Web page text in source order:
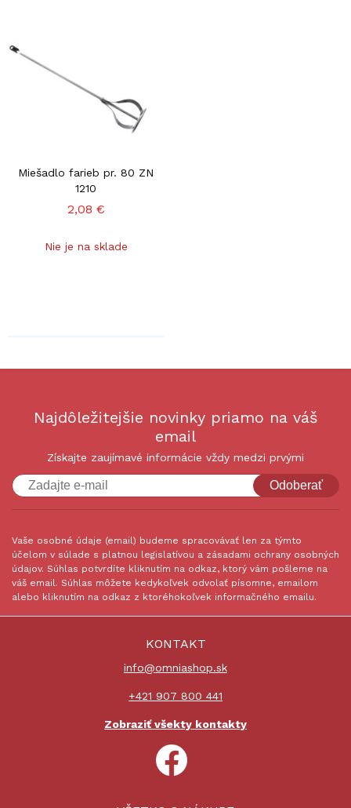
Miešadlo farieb pr. 80 ZN
1210
2,08 €
Nie je na sklade
Najdôležitejšie novinky priamo na váš
email
Získajte zaujímavé informácie vždy medzi prvými
Odoberať
Vaše osobné údaje (email) budeme spracovávať len za týmto
účelom v súlade s platnou legislatívou a zásadami ochrany osobných
údajov. Súhlas potvrdíte kliknutím na odkaz, ktorý vám pošleme na
váš email. Súhlas môžete kedykoľvek odvolať písomne, emailom
alebo kliknutím na odkaz z ktoréhokoľvek informačného emailu.
KONTAKT
info@omniashop.sk
+421 907 800 441
Zobraziť všekty kontakty